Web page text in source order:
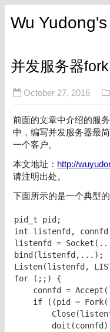
Wu
并发服务器
October 27, 2016
前面的文章中介绍的服
中，编写并发服务器最
一个客户。
本文地址： http://
请注明出处。
下面所示的是一个典型
pid_t pid;
int listenfd,
listenfd =
bind(listenfd,...);
Listen(listenfd,
for (;;) {
connfd =
if ((pid =